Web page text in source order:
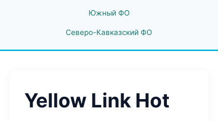
Южный ФО
Северо-Кавказский ФО
Yellow Link Hot